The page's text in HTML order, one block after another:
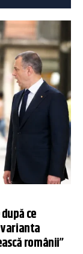
ce
românii”